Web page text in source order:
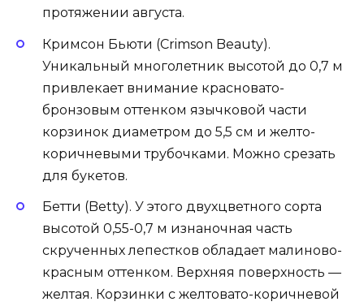
протяжении августа.
Кримсон Бьюти (Crimson Beauty).
Уникальный многолетник высотой до 0,7 м
привлекает внимание красновато-
бронзовым оттенком язычковой части
корзинок диаметром до 5,5 см и желто-
коричневыми трубочками. Можно срезать
для букетов.
Бетти (Betty). У этого двухцветного сорта
высотой 0,55-0,7 м изнаночная часть
скрученных лепестков обладает малиново-
красным оттенком. Верхняя поверхность —
желтая. Корзинки с желтовато-коричневой